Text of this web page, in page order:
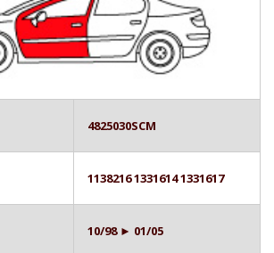
4825030SCM
1138216 1331614 1331617
10/98 ► 01/05